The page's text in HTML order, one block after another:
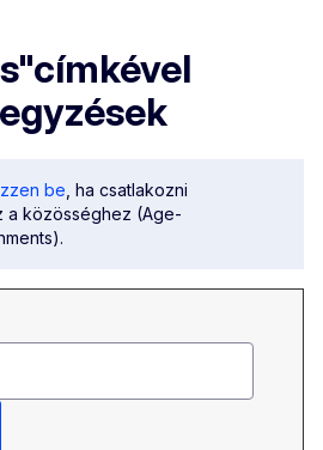
be , ha csatlakozni
a közösséghez (Age-